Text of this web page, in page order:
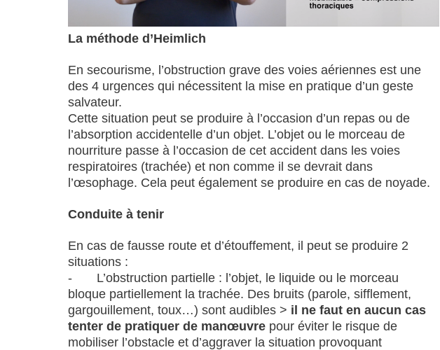
La méthode d’Heimlich
En secourisme, l’obstruction grave des voies aériennes est une
des 4 urgences qui nécessitent la mise en pratique d’un geste
salvateur.
Cette situation peut se produire à l’occasion d’un repas ou de
l’absorption accidentelle d’un objet. L’objet ou le morceau de
nourriture passe à l’occasion de cet accident dans les voies
respiratoires (trachée) et non comme il se devrait dans
l’œsophage. Cela peut également se produire en cas de noyade.
Conduite à tenir
En cas de fausse route et d’étouffement, il peut se produire 2
situations :
- L’obstruction partielle : l’objet, le liquide ou le morceau
bloque partiellement la trachée. Des bruits (parole, sifflement,
gargouillement, toux…) sont audibles > il ne faut en aucun cas
tenter de pratiquer de manœuvre pour éviter le risque de
mobiliser l’obstacle et d’aggraver la situation provoquant